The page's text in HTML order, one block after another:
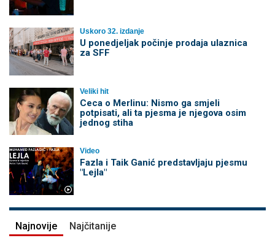
Uskoro 32. izdanje
U ponedjeljak počinje prodaja ulaznica
za SFF
Veliki hit
Ceca o Merlinu: Nismo ga smjeli
potpisati, ali ta pjesma je njegova osim
jednog stiha
Video
Fazla i Taik Ganić predstavljaju pjesmu
"Lejla"
Najnovije Najčitanije